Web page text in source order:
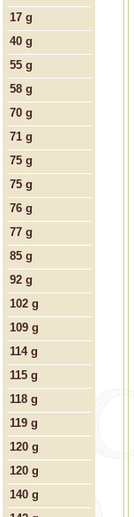
17 g
40 g
55 g
58 g
70 g
71 g
75 g
75 g
76 g
77 g
85 g
92 g
102 g
109 g
114 g
115 g
118 g
119 g
120 g
120 g
140 g